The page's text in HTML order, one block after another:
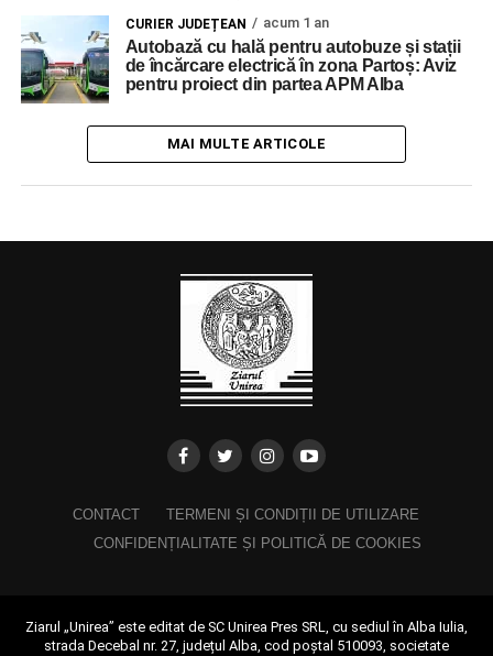
CURIER JUDEȚEAN acum 1 an
Autobază cu hală pentru autobuze și stații
de încărcare electrică în zona Partoș: Aviz
pentru proiect din partea APM Alba
MAI MULTE ARTICOLE
CONTACT
TERMENI ȘI CONDIȚII DE UTILIZARE
CONFIDENȚIALITATE ȘI POLITICĂ DE COOKIES
Ziarul „Unirea” este editat de SC Unirea Pres SRL, cu sediul în Alba Iulia,
strada Decebal nr. 27, județul Alba, cod poștal 510093, societate